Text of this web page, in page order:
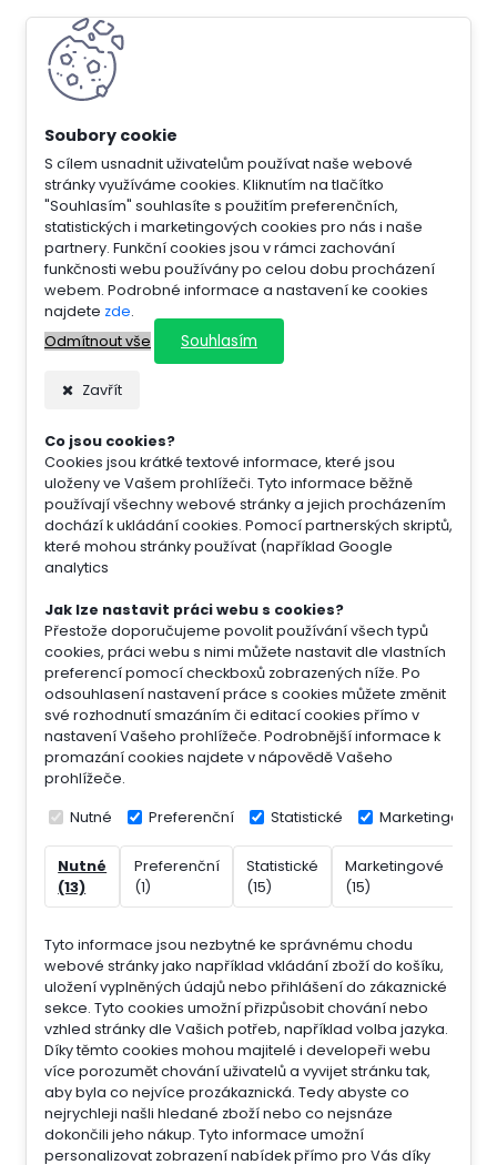
S cílem usnadnit uživatelům používat naše webové
stránky využíváme cookies. Kliknutím na tlačítko
"Souhlasím" souhlasíte s použitím preferenčních,
statistických i marketingových cookies pro nás i naše
partnery. Funkční cookies jsou v rámci zachování
funkčnosti webu používány po celou dobu procházení
webem. Podrobné informace a nastavení ke cookies
najdete zde.
Odmítnout vše
Souhlasím
Zavřít
Co jsou cookies?
Cookies jsou krátké textové informace, které jsou
uloženy ve Vašem prohlížeči. Tyto informace běžně
používají všechny webové stránky a jejich procházením
dochází k ukládání cookies. Pomocí partnerských skriptů,
které mohou stránky používat (například Google
analytics
Jak lze nastavit práci webu s cookies?
Přestože doporučujeme povolit používání všech typů
cookies, práci webu s nimi můžete nastavit dle vlastních
preferencí pomocí checkboxů zobrazených níže. Po
odsouhlasení nastavení práce s cookies můžete změnit
své rozhodnutí smazáním či editací cookies přímo v
nastavení Vašeho prohlížeče. Podrobnější informace k
promazání cookies najdete v nápovědě Vašeho
prohlížeče.
Nutné Preferenční Statistické Marketingové
Nutné
(13)
Preferenční
(1)
Statistické
(15)
Marketingové
(15)
Tyto informace jsou nezbytné ke správnému chodu
webové stránky jako například vkládání zboží do košíku,
uložení vyplněných údajů nebo přihlášení do zákaznické
sekce. Tyto cookies umožní přizpůsobit chování nebo
vzhled stránky dle Vašich potřeb, například volba jazyka.
Díky těmto cookies mohou majitelé i developeři webu
více porozumět chování uživatelů a vyvijet stránku tak,
aby byla co nejvíce prozákaznická. Tedy abyste co
nejrychleji našli hledané zboží nebo co nejsnáze
dokončili jeho nákup. Tyto informace umožní
personalizovat zobrazení nabídek přímo pro Vás díky